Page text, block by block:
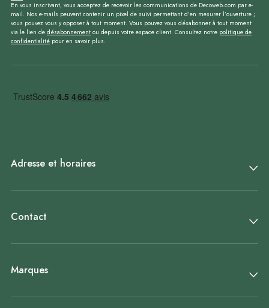
En vous inscrivant, vous acceptez de recevoir les communications de Decoweb.com par e-
mail. Nos e-mails peuvent contenir un pixel de suivi permettant d’en mesurer l’ouverture ;
vous pouvez vous y opposer à tout moment. Vous pouvez vous désabonner à tout moment
via le lien de désabonnement ou depuis votre espace client. Consultez notre politique de
confidentialité pour en savoir plus.
Adresse et horaires
Contact
Marques